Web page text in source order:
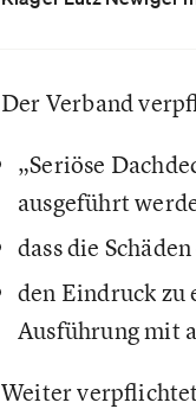
Der Verband
„Seriöse
ausgeführt
dass die
den Eindruck
Ausführung mit
Weiter